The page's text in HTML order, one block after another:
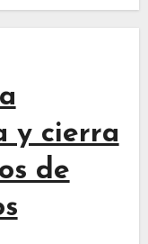
y cierra
de